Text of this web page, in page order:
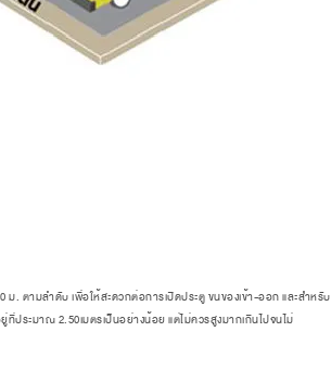
ตามลำดับ เพื่อให้สะดวกต่อการเปิดประตู ขนของเข้า-ออก และสำหรับ
ประมาณ 2.50เมตรเป็นอย่างน้อย แต่ไม่ควรสูงมากเกินไปจนไม่